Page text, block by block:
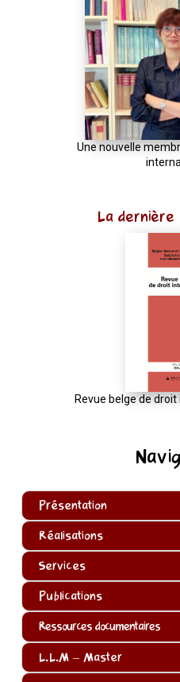
Présentation
Réalisations
Services
Publications
Ressources documentaires
L.L.M – Master
Une nouvelle
La dernière
Revue belge de